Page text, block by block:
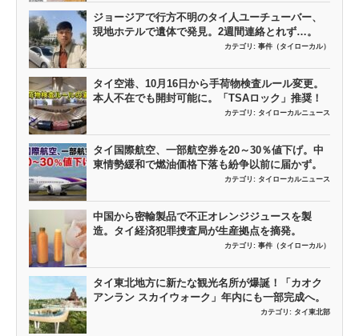
ジョージアで行方不明のタイ人ユーチューバー、
現地ホテルで遺体で発見。2週間連絡とれず…。
カテゴリ: 事件（タイローカル）
タイ空港、10月16日から手荷物検査ルール変更。
本人不在でも開封可能に。「TSAロック」推奨！
カテゴリ: タイローカルニュース
タイ国際航空、一部航空券を20～30％値下げ。中
東情勢緩和で燃油価格下落も紛争以前に届かず。
カテゴリ: タイローカルニュース
中国から密輸製品で不正オレンジジュースを製
造。タイ経済犯罪捜査局が生産拠点を摘発。
カテゴリ: 事件（タイローカル）
タイ東北地方に新たな観光名所が爆誕！「カオク
アンラン スカイウォーク」年内にも一部完成へ。
カテゴリ: タイ東北部